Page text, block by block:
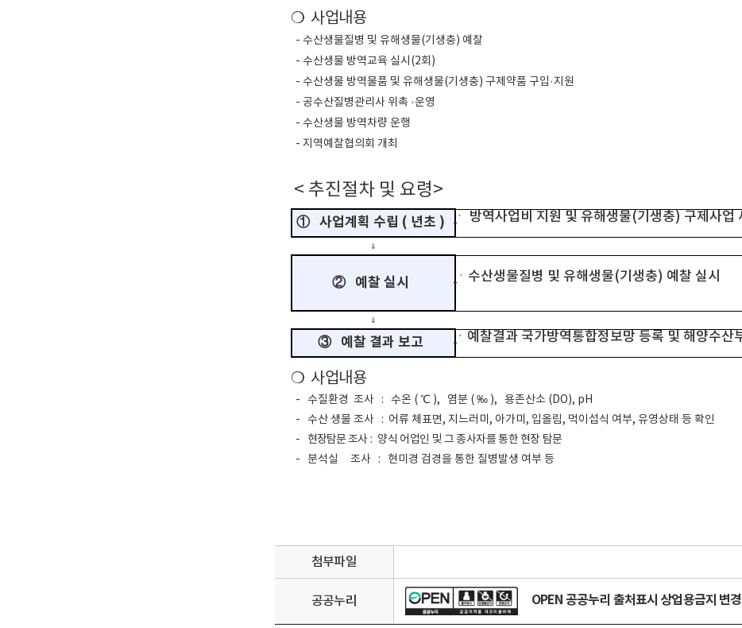
❍ 사업내용
​ - 수산생물질병 및 유해생물(기생충) 예찰
​ - 수산생물 방역교육 실시(2회)
​ - 수산생물 방역물품 및 유해생물(기생충) 구제약품 구입·지원
​ - 공수산질병관리사 위촉 ·운영
​ - 수산생물 방역차량 운행
​ - 지역예찰협의회 개최
< 추진절차 및 요령>
① 사업계획 수립 ( 년초 ) -ㆍ 방역사업비 지원
⇓
② 예찰 실시 - ㆍ수산생물질
⇓
③ 예찰 결과 보고 -ㆍ예찰결과 국가방
❍ 사업내용
​ - 수질환경 조사 : 수온 ( ℃ ), 염분 ( ‰ ), 용존산소 (DO), pH
​ -
수산 생물 조사 : 어류 체표면, 지느러미, 아가미, 입올림, 먹이섭식 여부, 유영상태 등 확인
​ -
현장탐문 조사: 양식 어업인 및 그 종사자를 통한 현장 탐문
​ -
분석실 조사 : 현미경 검경을 통한 질병발생 여부 등
첨부파일
공공누리 OPEN 공공누리 출처표시 상업용금지 변